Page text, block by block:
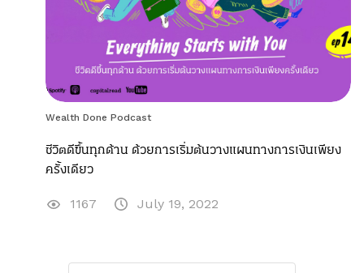
Wealth Done Podcast
ชีวิตดีขึ้นทุกด้าน ด้วยการเริ่มต้นวางแผนทางการเงินเพียง
ครั้งเดียว
1167 July 19, 2022